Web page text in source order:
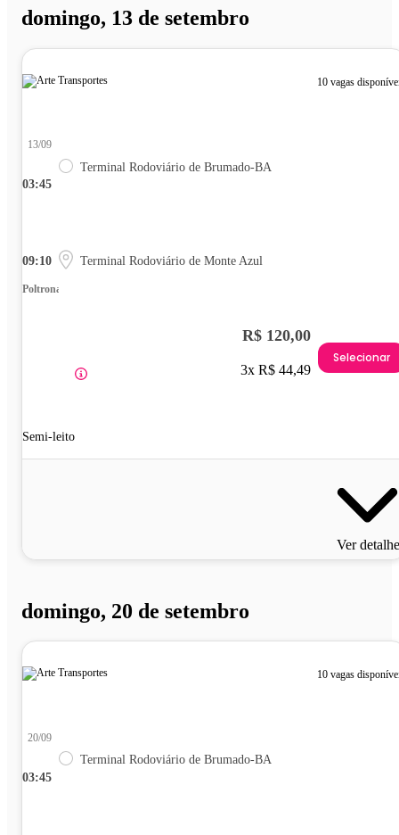
domingo, 13 de setembro
10 vagas
03:45
13/09
Terminal Rodoviário de Brumado-BA
09:10 Terminal Rodoviário de Monte Azul
Poltrona
Semi-leito
R$ 120,00
3x R$ 44,49
Selecionar
Ver
domingo, 20 de setembro
10 vagas
03:45
20/09
Terminal Rodoviário de Brumado-BA